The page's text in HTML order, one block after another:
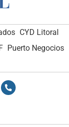
CYD Litoral
Puerto Negocios